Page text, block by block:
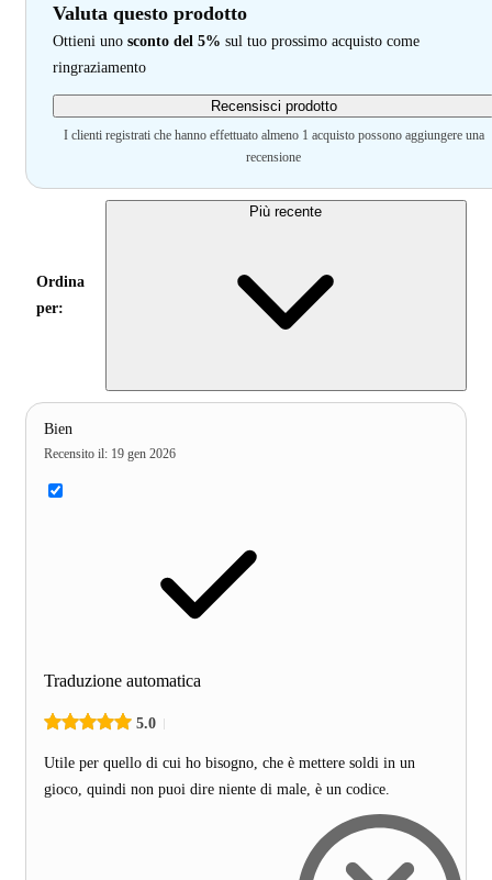
Valuta questo prodotto
Ottieni uno sconto del 5% sul tuo prossimo acquisto come
ringraziamento
Recensisci prodotto
I clienti registrati che hanno effettuato almeno 1 acquisto possono aggiungere una
recensione
Ordina
per:
Più recente
Bien
Recensito il: 19 gen 2026
Traduzione automatica
5.0
Utile per quello di cui ho bisogno, che è mettere soldi in un
gioco, quindi non puoi dire niente di male, è un codice.